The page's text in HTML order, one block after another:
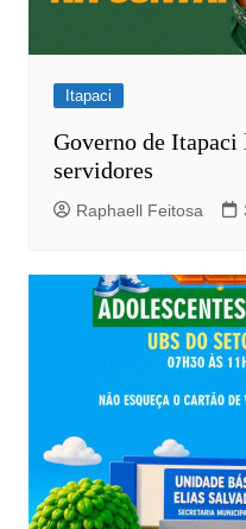
Itapaci
Governo de Itapaci
servidores
Raphaell Feitosa